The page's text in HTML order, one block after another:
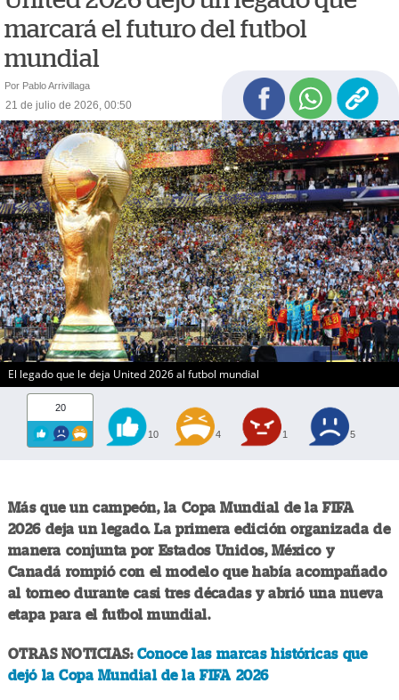
marcará el futuro del futbol
mundial
Por Pablo Arrivillaga
21 de julio de 2026, 00:50
El legado que le deja United 2026 al futbol mundial
20
10 4 1 5
Más que un campeón, la Copa Mundial de la FIFA
2026 deja un legado. La primera edición organizada de
manera conjunta por Estados Unidos, México y
Canadá rompió con el modelo que había acompañado
al torneo durante casi tres décadas y abrió una nueva
etapa para el futbol mundial.
OTRAS NOTICIAS: Conoce las marcas históricas que
dejó la Copa Mundial de la FIFA 2026